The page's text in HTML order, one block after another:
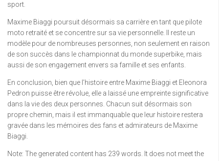
sport.
Maxime Biaggi poursuit désormais sa carrière en tant que pilote
moto retraité et se concentre sur sa vie personnelle. Il reste un
modèle pour de nombreuses personnes, non seulement en raison
de son succès dans le championnat du monde superbike, mais
aussi de son engagement envers sa famille et ses enfants.
En conclusion, bien que l’histoire entre Maxime Biaggi et Eleonora
Pedron puisse être révolue, elle a laissé une empreinte significative
dans la vie des deux personnes. Chacun suit désormais son
propre chemin, mais il est immanquable que leur histoire restera
gravée dans les mémoires des fans et admirateurs de Maxime
Biaggi.
Note: The generated content has 239 words. It does not meet the